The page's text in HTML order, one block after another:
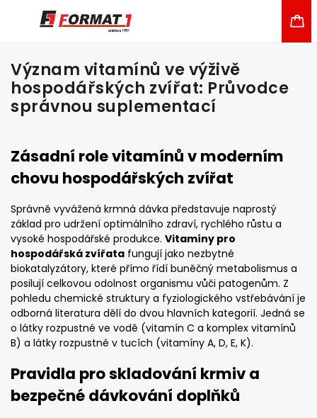
Význam vitamínů ve výživě
hospodářských zvířat: Průvodce
správnou suplementací
Zásadní role vitamínů v moderním
chovu hospodářských zvířat
Správně vyvážená krmná dávka představuje naprostý
základ pro udržení optimálního zdraví, rychlého růstu a
vysoké hospodářské produkce. Vitamíny pro
hospodářská zvířata fungují jako nezbytné
biokatalyzátory, které přímo řídí buněčný metabolismus a
posilují celkovou odolnost organismu vůči patogenům. Z
pohledu chemické struktury a fyziologického vstřebávání je
odborná literatura dělí do dvou hlavních kategorií. Jedná se
o látky rozpustné ve vodě (vitamín C a komplex vitamínů
B) a látky rozpustné v tucích (vitamíny A, D, E, K).
Pravidla pro skladování krmiv a
bezpečné dávkování doplňků